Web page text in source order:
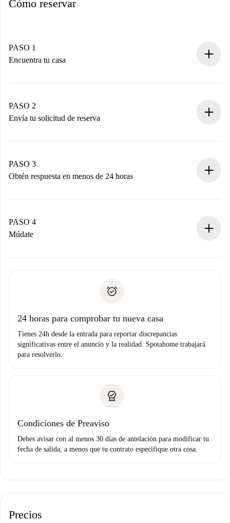
Cómo reservar
PASO 1
Encuentra tu casa
Tienes toda la información necesaria por adelantado.
PASO 2
Envía tu solicitud de reserva
propietario acepte.
PASO 3
Obtén respuesta en menos de 24 horas
contacto con el propietario.
Si es rechazada: No te haremos ningún cargo y te
Prueba de solvencia
PASO 4
Múdate
no nos comunicas ningún problema.
24 horas para comprobar tu nueva casa
Tienes 24h desde la entrada para reportar discrepancias
significativas entre el anuncio y la realidad. Spotahome trabajará
para resolverlo.
Condiciones de Preaviso
Debes avisar con al menos 30 días de antelación para modificar tu
fecha de salida, a menos que tu contrato especifique otra cosa.
Precios